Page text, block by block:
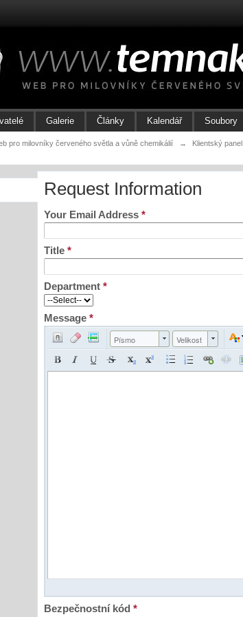
Galerie Články Kalendář Soubory
pro milovníky červeného světla a vůně chemikálií → Klientský panel
Request Information
Your Email Address*
Title*
Department*
Message*
Písmo Velikost
Bezpečnostní kód*